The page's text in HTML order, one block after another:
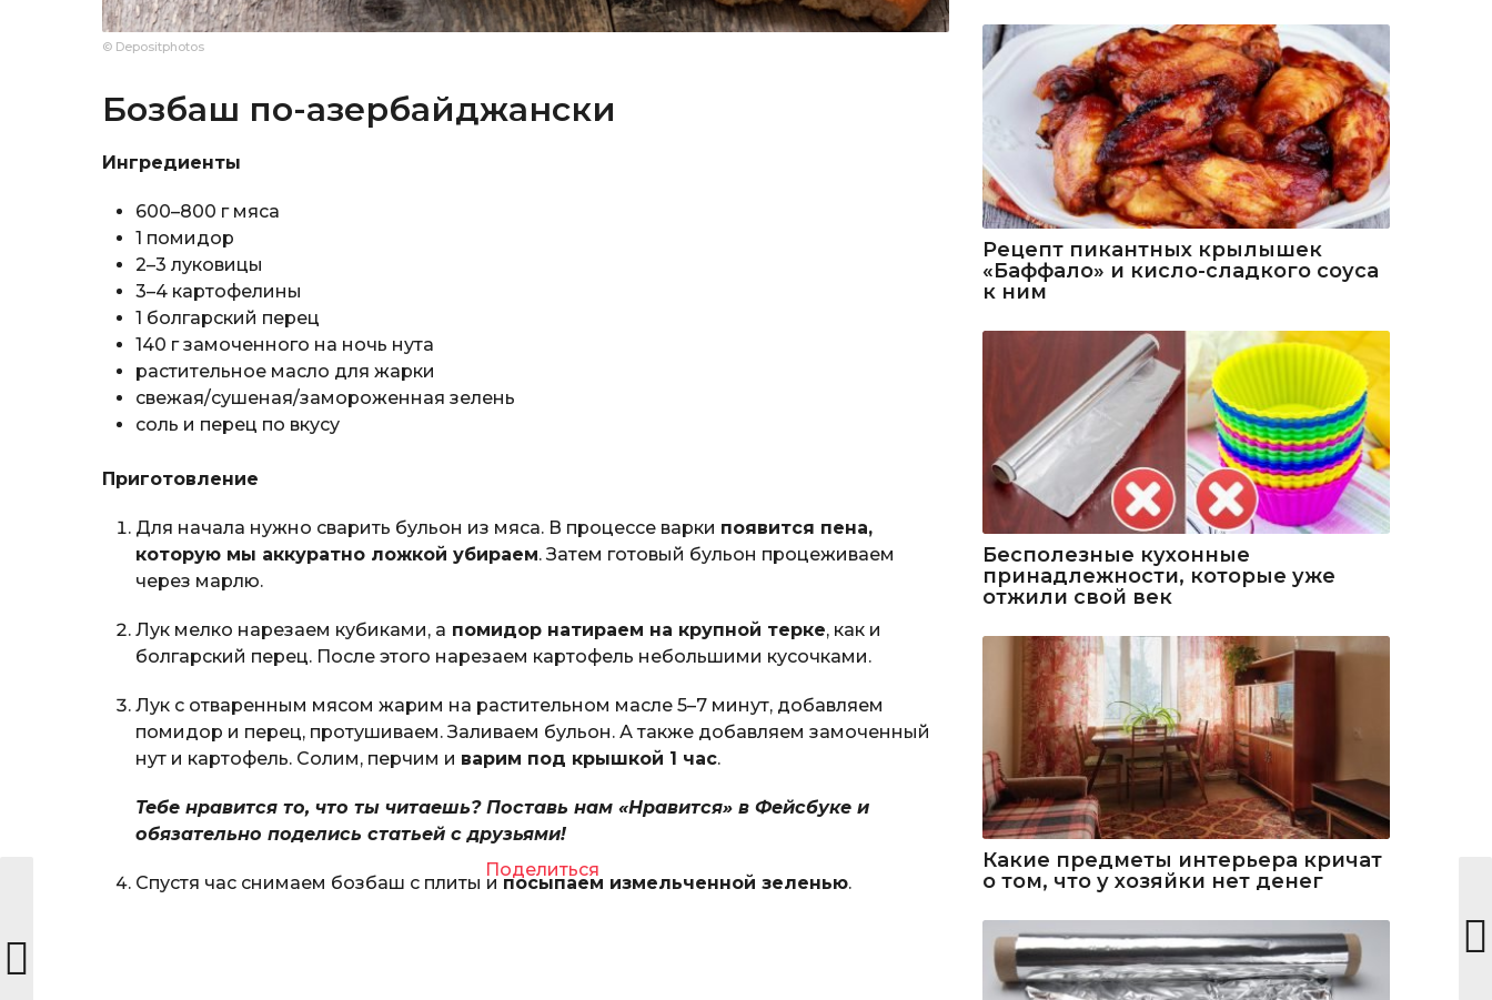
© Depositphotos
Бозбаш по-азербайджански
Ингредиенты
600–800 г мяса
1 помидор
2–3 луковицы
3–4 картофелины
1 болгарский перец
140 г замоченного на ночь нута
растительное масло для жарки
свежая/сушеная/замороженная зелень
соль и перец по вкусу
Приготовление
Для начала нужно сварить бульон из мяса. В процессе варки появится пена,
которую мы аккуратно ложкой убираем. Затем готовый бульон процеживаем
через марлю.
Лук мелко нарезаем кубиками, а помидор натираем на крупной терке, как и
болгарский перец. После этого нарезаем картофель небольшими кусочками.
Лук с отваренным мясом жарим на растительном масле 5–7 минут, добавляем
помидор и перец, протушиваем. Заливаем бульон. А также добавляем замоченный
нут и картофель. Солим, перчим и варим под крышкой 1 час.
Тебе нравится то, что ты читаешь? Поставь нам «Нравится» в Фейсбуке и
обязательно поделись статьей с друзьями!
Поделиться
Спустя час снимаем бозбаш с плиты и посыпаем измельченной зеленью.
Рецепт пикантных крылышек
«Баффало» и кисло-сладкого соуса
к ним
Бесполезные кухонные
принадлежности, которые уже
отжили свой век
Какие предметы интерьера кричат
о том, что у хозяйки нет денег